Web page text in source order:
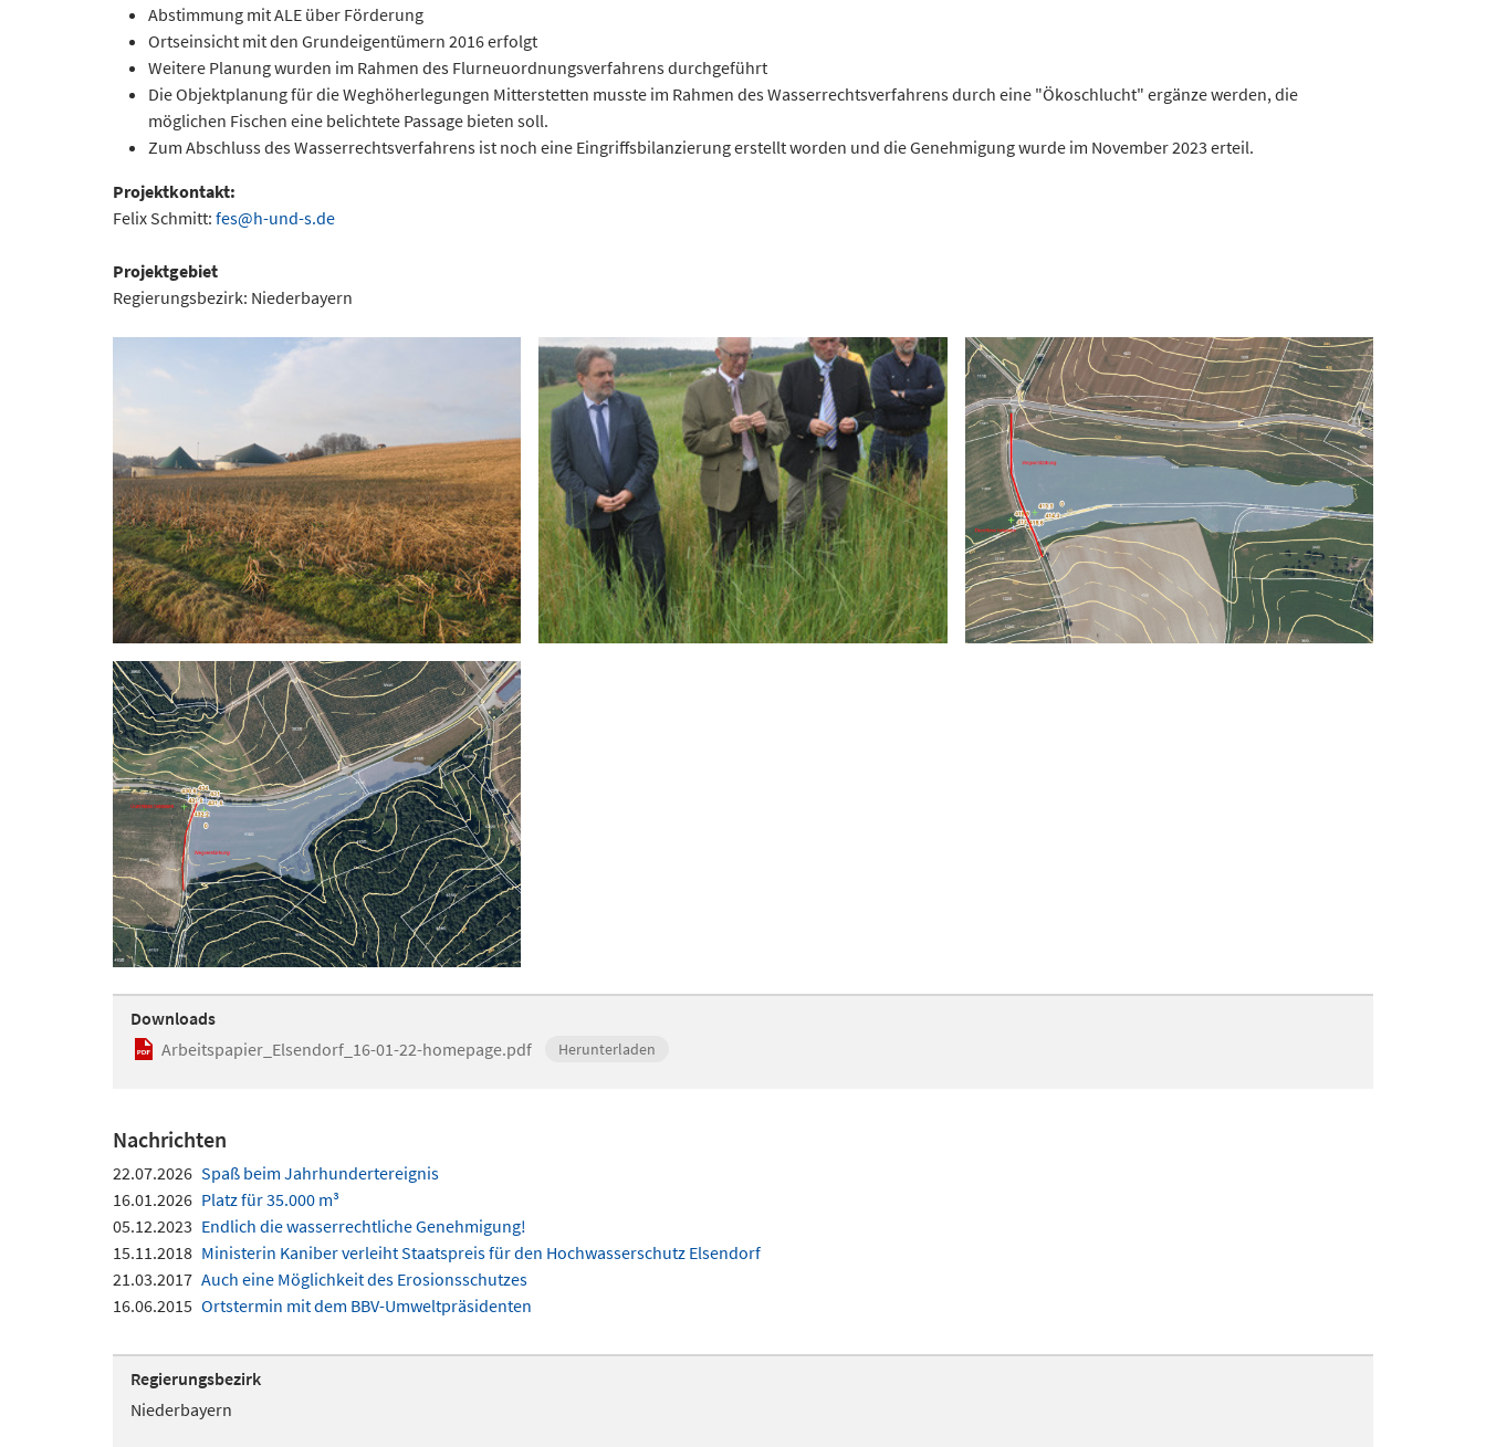
Abstimmung mit ALE über Förderung
Ortseinsicht mit den Grundeigentümern 2016 erfolgt
Weitere Planung wurden im Rahmen des Flurneuordnungsverfahrens durchgeführt
Die Objektplanung für die Weghöherlegungen Mitterstetten musste im Rahmen des Wasserrechtsverfahrens durch eine "Ökoschlucht" ergänze werden, die
möglichen Fischen eine belichtete Passage bieten soll.
Zum Abschluss des Wasserrechtsverfahrens ist noch eine Eingriffsbilanzierung erstellt worden und die Genehmigung wurde im November 2023 erteil.
Projektkontakt:
Felix Schmitt: fes@h-und-s.de
Projektgebiet
Regierungsbezirk: Niederbayern
Downloads
Arbeitspapier_Elsendorf_16-01-22-homepage.pdf
Herunterladen
Nachrichten
22.07.2026 Spaß beim Jahrhundertereignis
16.01.2026 Platz für 35.000 m³
05.12.2023 Endlich die wasserrechtliche Genehmigung!
15.11.2018 Ministerin Kaniber verleiht Staatspreis für den Hochwasserschutz Elsendorf
21.03.2017 Auch eine Möglichkeit des Erosionsschutzes
16.06.2015 Ortstermin mit dem BBV-Umweltpräsidenten
Regierungsbezirk
Niederbayern